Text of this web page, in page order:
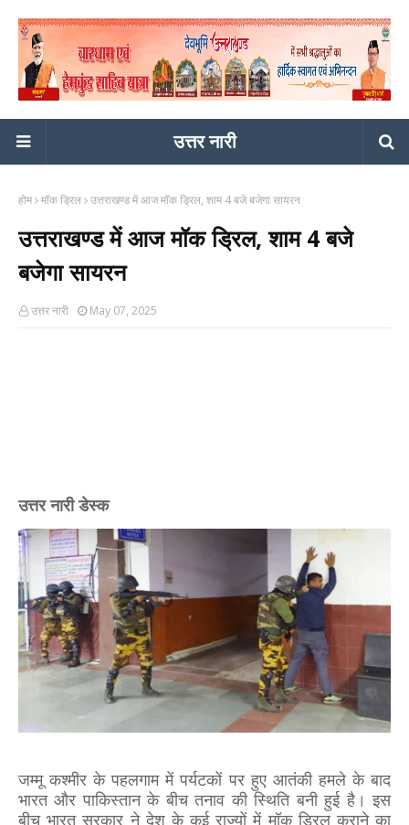
उत्तर नारी
होम मॉक ड्रिल उत्तराखण्ड में आज मॉक ड्रिल, शाम 4 बजे बजेगा सायरन
उत्तराखण्ड में आज मॉक ड्रिल, शाम 4 बजे
बजेगा सायरन
उत्तर नारी May 07, 2025
उत्तर नारी डेस्क
जम्मू कश्मीर के पहलगाम में पर्यटकों पर हुए आतंकी हमले के बाद
भारत और पाकिस्तान के बीच तनाव की स्थिति बनी हुई है। इस
बीच भारत सरकार ने देश के कई राज्यों में मॉक ड्रिल कराने का